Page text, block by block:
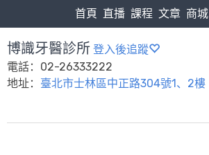
首頁 直播 課程 文章 商城
博識牙醫診所 登入後追蹤
電話：02-26333222
地址： 臺北市士林區中正路304號1、2樓